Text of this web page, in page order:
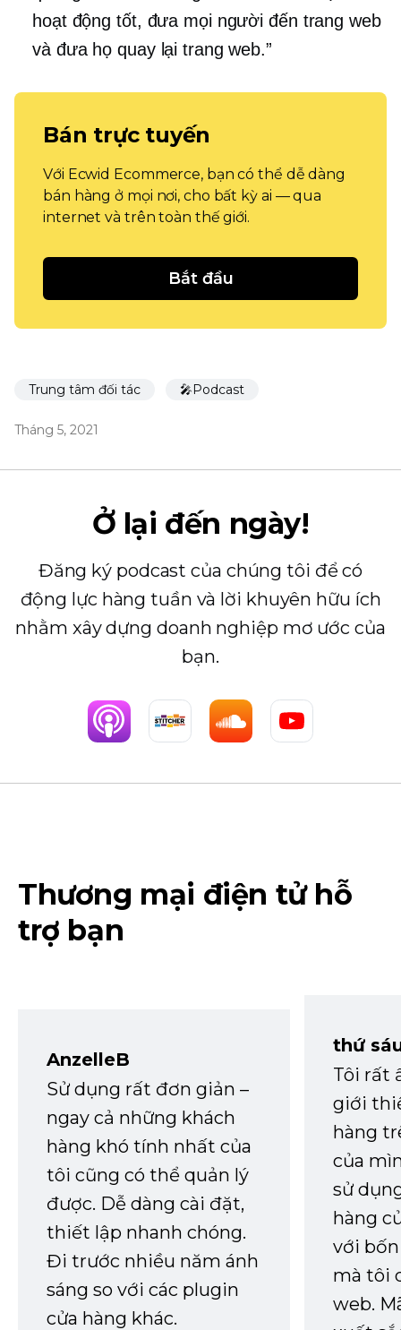
hoạt động tốt, đưa mọi người đến trang web
và đưa họ quay lại trang web.”
Bán trực tuyến
Với Ecwid Ecommerce, bạn có thể dễ dàng
bán hàng ở mọi nơi, cho bất kỳ ai — qua
internet và trên toàn thế giới.
Bắt đầu
Trung tâm đối tác 🎤Podcast
Tháng 5, 2021
Ở lại đến ngày!
Đăng ký podcast của chúng tôi để có
động lực hàng tuần và lời khuyên hữu ích
nhằm xây dựng doanh nghiệp mơ ước của
bạn.
Thương mại điện tử hỗ
trợ bạn
AnzelleB
Sử dụng rất đơn giản –
ngay cả những khách
hàng khó tính nhất của
tôi cũng có thể quản lý
được. Dễ dàng cài đặt,
thiết lập nhanh chóng.
Đi trước nhiều năm ánh
sáng so với các plugin
cửa hàng khác.
thứ
Tôi rất
giới
hàng
của
sử
hàng
với
mà tôi
web.